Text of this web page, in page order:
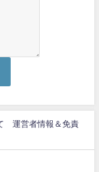
運営者情報＆免責